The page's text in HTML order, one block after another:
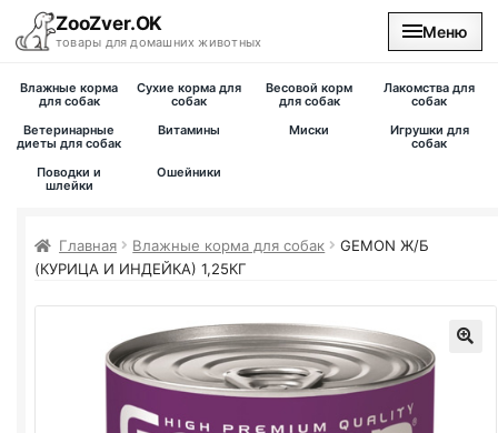
ZooZver.OK
товары для домашних животных
Меню
На главную
Вакансии
Влажные корма
для собак
Сухие корма для
собак
Весовой корм
для собак
Лакомства для
собак
Ветеринарные
диеты для собак
Витамины Миски
Игрушки для
собак
Поводки и
шлейки
Ошейники
Главная Влажные корма для собак
GEMON Ж/Б
(КУРИЦА И ИНДЕЙКА) 1,25КГ